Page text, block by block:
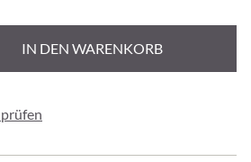
IN DEN WARENKORB